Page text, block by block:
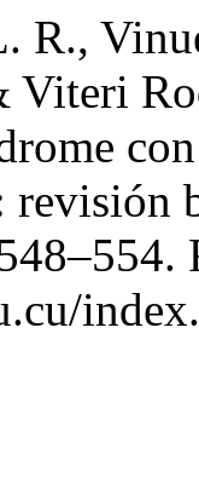
R.,
Viteri